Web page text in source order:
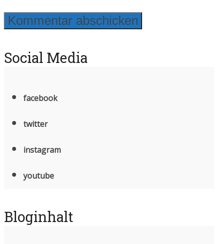
Social Media
facebook
twitter
instagram
youtube
Bloginhalt